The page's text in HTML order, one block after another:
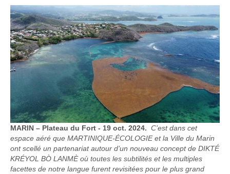
MARIN – Plateau du Fort - 19 oct. 2024. C’est dans cet
espace aéré que MARTINIQUE-ÉCOLOGIE et la Ville du Marin
ont scellé un partenariat autour d’un nouveau concept de DIKTÉ
KRÉYOL BÒ LANMÈ où toutes les subtilités et les multiples
facettes de notre langue furent revisitées pour le plus grand